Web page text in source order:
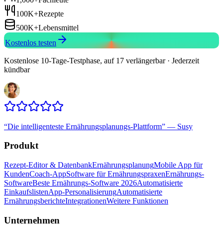
100K+Rezepte
500K+Lebensmittel
Kostenlos testen
Kostenlose 10-Tage-Testphase, auf 17 verlängerbar · Jederzeit
kündbar
“Die intelligenteste Ernährungsplanungs-Plattform” — Susy
Produkt
Rezept-Editor & DatenbankErnährungsplanungMobile App für
KundenCoach-AppSoftware für ErnährungspraxenErnährungs-
SoftwareBeste Ernährungs-Software 2026Automatisierte
EinkaufslistenApp-PersonalisierungAutomatisierte
ErnährungsberichteIntegrationenWeitere Funktionen
Unternehmen